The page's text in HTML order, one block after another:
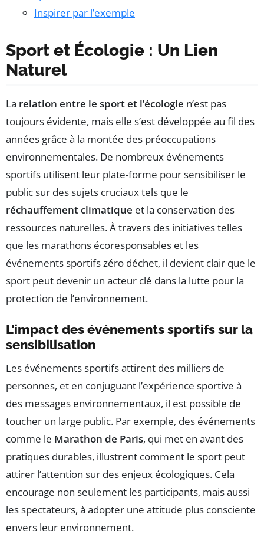
Inspirer par l’exemple
Sport et Écologie : Un Lien
Naturel
La relation entre le sport et l’écologie n’est pas
toujours évidente, mais elle s’est développée au fil des
années grâce à la montée des préoccupations
environnementales. De nombreux événements
sportifs utilisent leur plate-forme pour sensibiliser le
public sur des sujets cruciaux tels que le
réchauffement climatique et la conservation des
ressources naturelles. À travers des initiatives telles
que les marathons écoresponsables et les
événements sportifs zéro déchet, il devient clair que le
sport peut devenir un acteur clé dans la lutte pour la
protection de l’environnement.
L’impact des événements sportifs sur la
sensibilisation
Les événements sportifs attirent des milliers de
personnes, et en conjuguant l’expérience sportive à
des messages environnementaux, il est possible de
toucher un large public. Par exemple, des événements
comme le Marathon de Paris, qui met en avant des
pratiques durables, illustrent comment le sport peut
attirer l’attention sur des enjeux écologiques. Cela
encourage non seulement les participants, mais aussi
les spectateurs, à adopter une attitude plus consciente
envers leur environnement.